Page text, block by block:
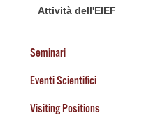
ARCHIVIO NOTIZIE
Attività dell'EIEF
Seminari
Eventi Scientifici
Visiting Positions